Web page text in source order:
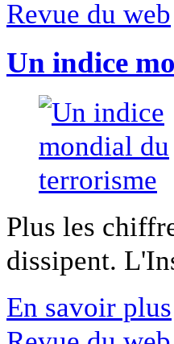
Revue du web
Un indice
Plus les
dissipent.
En savoir plus